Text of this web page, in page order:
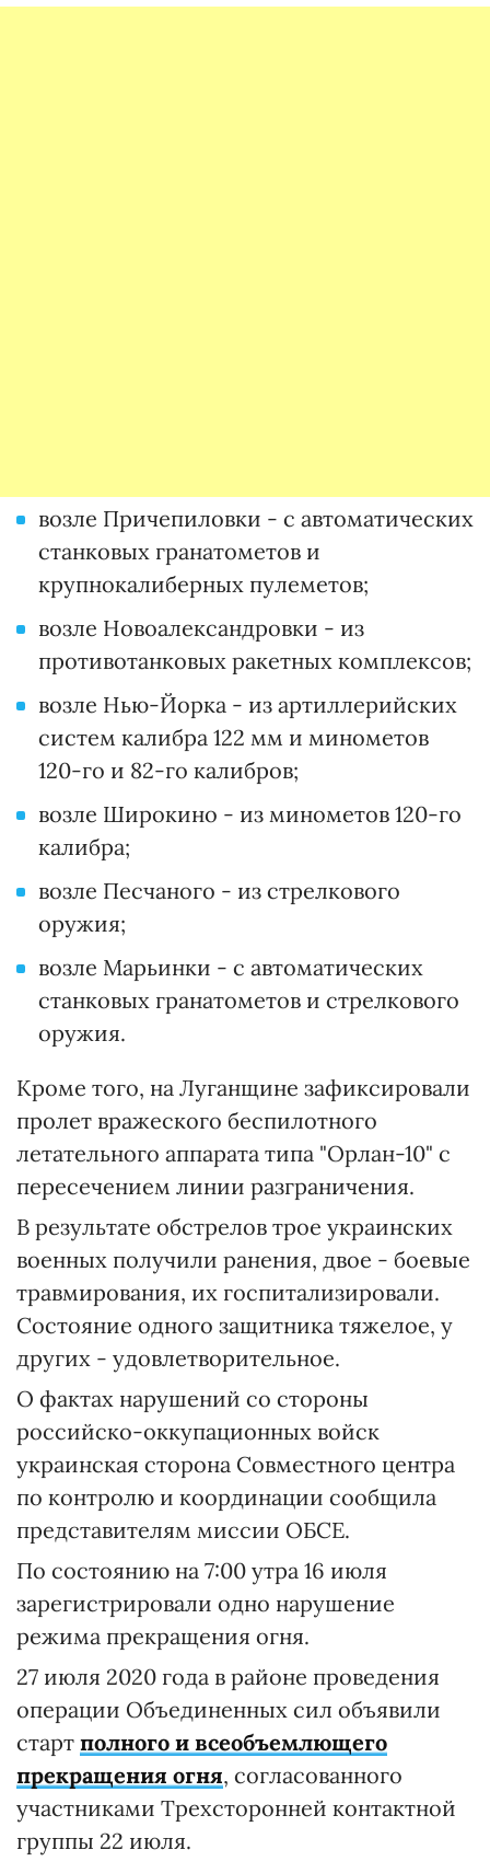
возле Причепиловки - с автоматических
станковых гранатометов и
крупнокалиберных пулеметов;
возле Новоалександровки - из
противотанковых ракетных комплексов;
возле Нью-Йорка - из артиллерийских
систем калибра 122 мм и минометов
120-го и 82-го калибров;
возле Широкино - из минометов 120-го
калибра;
возле Песчаного - из стрелкового
оружия;
возле Марьинки - с автоматических
станковых гранатометов и стрелкового
оружия.
Кроме того, на Луганщине зафиксировали
пролет вражеского беспилотного
летательного аппарата типа "Орлан-10" с
пересечением линии разграничения.
В результате обстрелов трое украинских
военных получили ранения, двое - боевые
травмирования, их госпитализировали.
Состояние одного защитника тяжелое, у
других - удовлетворительное.
О фактах нарушений со стороны
российско-оккупационных войск
украинская сторона Совместного центра
по контролю и координации сообщила
представителям миссии ОБСЕ.
По состоянию на 7:00 утра 16 июля
зарегистрировали одно нарушение
режима прекращения огня.
27 июля 2020 года в районе проведения
операции Объединенных сил объявили
старт полного и всеобъемлющего
прекращения огня, согласованного
участниками Трехсторонней контактной
группы 22 июля.